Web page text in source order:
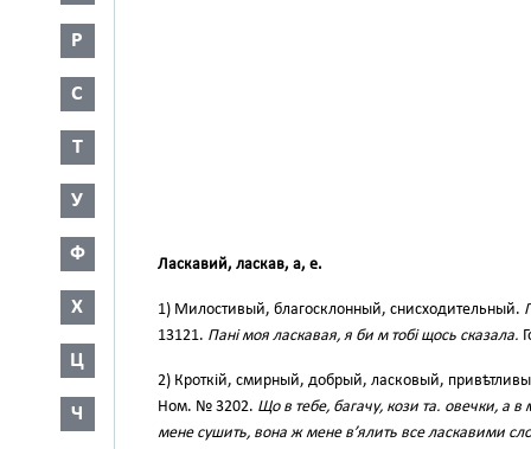
Р
С
Т
У
Ф
Х
Ц
Ч
Ласкавий, ласкав, а, е.
1) Милостивый, благосклонный, снисходительный.
13121. Пані моя ласкавая, я би м тобі щось сказала.
2) Кроткій, смирный, добрый, ласковый,
Ном. № 3202. Що в тебе, багачу, кози та. овечки, а в
мене сушить, вона ж мене в’ялить все ласкавими